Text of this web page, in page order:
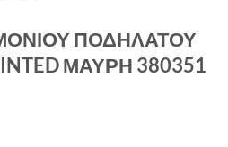
ΠΟΔΗΛΑΤΟΥ
ΜΑΥΡΗ 380351